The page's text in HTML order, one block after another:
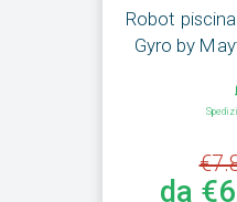
Robot
Gyro by
da